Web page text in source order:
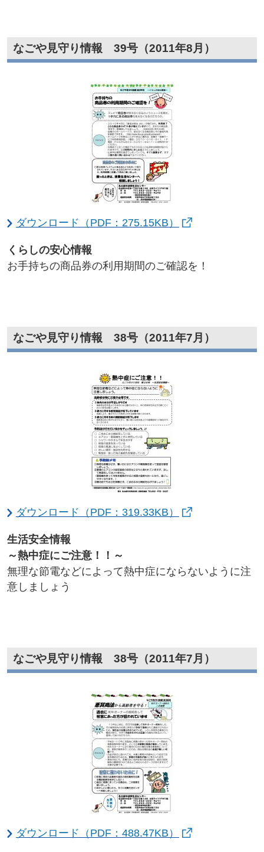
なごや見守り情報 39号（2011年8月）
ダウンロード（PDF：275.15KB）
くらしの安心情報
お手持ちの商品券の利用期間のご確認を！
なごや見守り情報 38号（2011年7月）
ダウンロード（PDF：319.33KB）
生活安全情報
～熱中症にご注意！！～
無理な節電などによって熱中症にならないように注
意しましょう
なごや見守り情報 38号（2011年7月）
ダウンロード（PDF：488.47KB）